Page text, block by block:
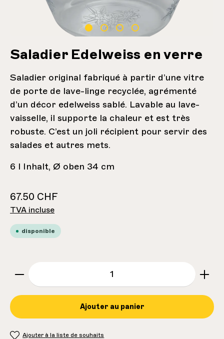
Saladier Edelweiss en verre
Saladier original fabriqué à partir d’une vitre
de porte de lave-linge recyclée, agrémenté
d’un décor edelweiss sablé. Lavable au lave-
vaisselle, il supporte la chaleur et est très
robuste. C’est un joli récipient pour servir des
salades et autres mets.
6 l Inhalt, Ø oben 34 cm
67.50 CHF
TVA incluse
disponible
Ajouter au panier
Ajouter à la liste de souhaits